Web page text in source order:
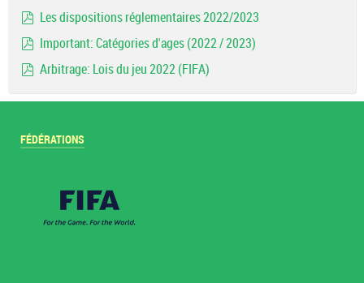
Les dispositions réglementaires 2022/2023
Important: Catégories d'ages (2022 / 2023)
Arbitrage: Lois du jeu 2022 (FIFA)
FÉDÉRATIONS